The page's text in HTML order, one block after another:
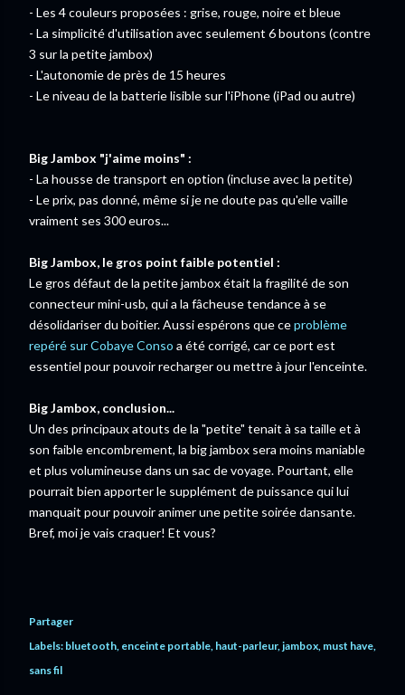
- Les 4 couleurs proposées : grise, rouge, noire et bleue
- La simplicité d'utilisation avec seulement 6 boutons (contre
3 sur la petite jambox)
- L'autonomie de près de 15 heures
- Le niveau de la batterie lisible sur l'iPhone (iPad ou autre)
Big Jambox "j'aime moins" :
- La housse de transport en option (incluse avec la petite)
- Le prix, pas donné, même si je ne doute pas qu'elle vaille
vraiment ses 300 euros...
Big Jambox, le gros point faible potentiel :
Le gros défaut de la petite jambox était la fragilité de son
connecteur mini-usb, qui a la fâcheuse tendance à se
désolidariser du boitier. Aussi espérons que ceproblème
repéré sur Cobaye Conso a été corrigé, car ce port est
essentiel pour pouvoir recharger ou mettre à jour l'enceinte.
Big Jambox, conclusion...
Un des principaux atouts de la "petite" tenait à sa taille et à
son faible encombrement, la big jambox sera moins maniable
et plus volumineuse dans un sac de voyage. Pourtant, elle
pourrait bien apporter le supplément de puissance qui lui
manquait pour pouvoir animer une petite soirée dansante.
Bref, moi je vais craquer! Et vous?
Partager
Labels: bluetooth enceinte portable haut-parleur jambox must have
sans fil